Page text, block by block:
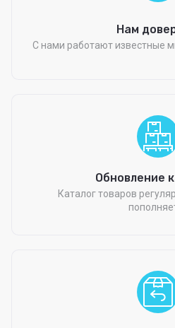
Нам
С нами работают известные
Обновление
Каталог товаров